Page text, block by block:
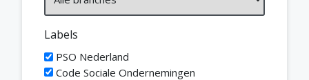
Labels
PSO Nederland
Code Sociale Ondernemingen